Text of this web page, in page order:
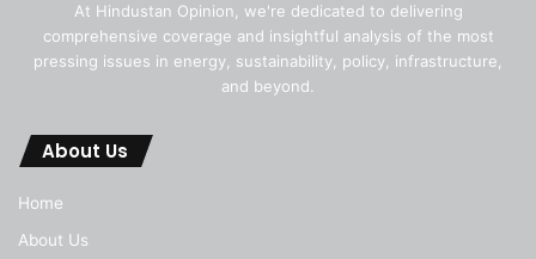
At Hindustan Opinion, we're dedicated to delivering
comprehensive coverage and insightful analysis of the most
pressing issues in energy, sustainability, policy, infrastructure,
and beyond.
About Us
Home
About Us